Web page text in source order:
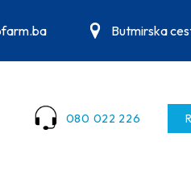
Butmirska
080 022 226